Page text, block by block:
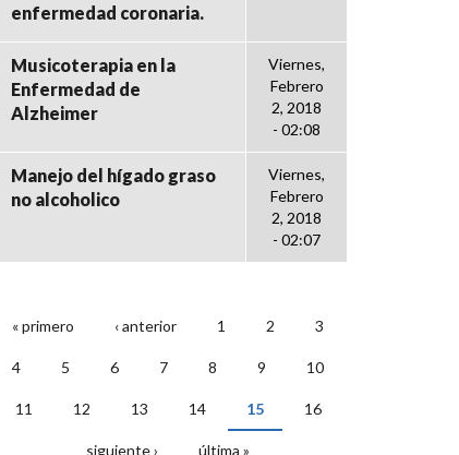
enfermedad coronaria.
Musicoterapia en la
Enfermedad de
Alzheimer
Viernes,
Febrero
2, 2018
- 02:08
Manejo del hígado graso
no alcoholico
Viernes,
Febrero
2, 2018
- 02:07
PÁGINAS
« primero ‹ anterior 1 2 3
4 5 6 7 8 9 10
11 12 13 14 15 16
siguiente › última »